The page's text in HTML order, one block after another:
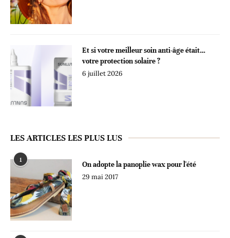
Et si votre meilleur soin anti-âge était…
votre protection solaire ?
6 juillet 2026
LES ARTICLES LES PLUS LUS
1
On adopte la panoplie wax pour l'été
29 mai 2017